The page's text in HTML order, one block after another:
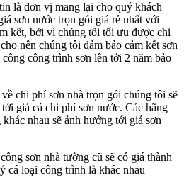
là đơn vị mang lại cho quý khách
sơn nước trọn gói giá rẻ nhất với
kết, bởi vì chúng tôi tối ưu được chi
nên chúng tôi đảm bảo cảm kết sơn
công trình sơn lên tới 2 năm bảo
chi phí sơn nhà trọn gói chúng tôi sẽ
giá cả chi phí sơn nước. Các hãng
nhau sẽ ảnh hưởng tới giá sơn
sơn nhà tường cũ sẽ có giá thành
cá loại công trình là khác nhau